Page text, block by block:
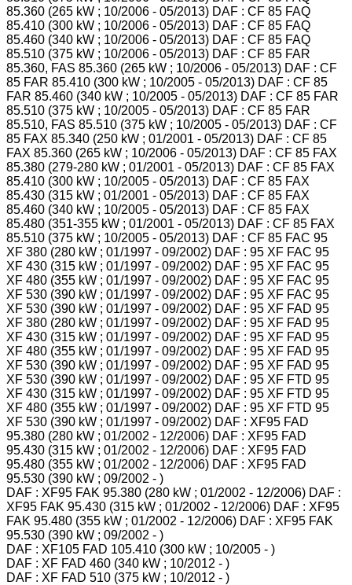
85.360 (265 kW ; 10/2006 - 05/2013) DAF : CF 85 FAQ
85.410 (300 kW ; 10/2006 - 05/2013) DAF : CF 85 FAQ
85.460 (340 kW ; 10/2006 - 05/2013) DAF : CF 85 FAQ
85.510 (375 kW ; 10/2006 - 05/2013) DAF : CF 85 FAR
85.360, FAS 85.360 (265 kW ; 10/2006 - 05/2013) DAF : CF
85 FAR 85.410 (300 kW ; 10/2005 - 05/2013) DAF : CF 85
FAR 85.460 (340 kW ; 10/2005 - 05/2013) DAF : CF 85 FAR
85.510 (375 kW ; 10/2005 - 05/2013) DAF : CF 85 FAR
85.510, FAS 85.510 (375 kW ; 10/2005 - 05/2013) DAF : CF
85 FAX 85.340 (250 kW ; 01/2001 - 05/2013) DAF : CF 85
FAX 85.360 (265 kW ; 10/2006 - 05/2013) DAF : CF 85 FAX
85.380 (279-280 kW ; 01/2001 - 05/2013) DAF : CF 85 FAX
85.410 (300 kW ; 10/2005 - 05/2013) DAF : CF 85 FAX
85.430 (315 kW ; 01/2001 - 05/2013) DAF : CF 85 FAX
85.460 (340 kW ; 10/2005 - 05/2013) DAF : CF 85 FAX
85.480 (351-355 kW ; 01/2001 - 05/2013) DAF : CF 85 FAX
85.510 (375 kW ; 10/2005 - 05/2013) DAF : CF 85 FAC 95
XF 380 (280 kW ; 01/1997 - 09/2002) DAF : 95 XF FAC 95
XF 430 (315 kW ; 01/1997 - 09/2002) DAF : 95 XF FAC 95
XF 480 (355 kW ; 01/1997 - 09/2002) DAF : 95 XF FAC 95
XF 530 (390 kW ; 01/1997 - 09/2002) DAF : 95 XF FAC 95
XF 530 (390 kW ; 01/1997 - 09/2002) DAF : 95 XF FAD 95
XF 380 (280 kW ; 01/1997 - 09/2002) DAF : 95 XF FAD 95
XF 430 (315 kW ; 01/1997 - 09/2002) DAF : 95 XF FAD 95
XF 480 (355 kW ; 01/1997 - 09/2002) DAF : 95 XF FAD 95
XF 530 (390 kW ; 01/1997 - 09/2002) DAF : 95 XF FAD 95
XF 530 (390 kW ; 01/1997 - 09/2002) DAF : 95 XF FTD 95
XF 430 (315 kW ; 01/1997 - 09/2002) DAF : 95 XF FTD 95
XF 480 (355 kW ; 01/1997 - 09/2002) DAF : 95 XF FTD 95
XF 530 (390 kW ; 01/1997 - 09/2002) DAF : XF95 FAD
95.380 (280 kW ; 01/2002 - 12/2006) DAF : XF95 FAD
95.430 (315 kW ; 01/2002 - 12/2006) DAF : XF95 FAD
95.480 (355 kW ; 01/2002 - 12/2006) DAF : XF95 FAD
95.530 (390 kW ; 09/2002 - )
DAF : XF95 FAK 95.380 (280 kW ; 01/2002 - 12/2006) DAF :
XF95 FAK 95.430 (315 kW ; 01/2002 - 12/2006) DAF : XF95
FAK 95.480 (355 kW ; 01/2002 - 12/2006) DAF : XF95 FAK
95.530 (390 kW ; 09/2002 - )
DAF : XF105 FAD 105.410 (300 kW ; 10/2005 - )
DAF : XF FAD 460 (340 kW ; 10/2012 - )
DAF : XF FAD 510 (375 kW ; 10/2012 - )